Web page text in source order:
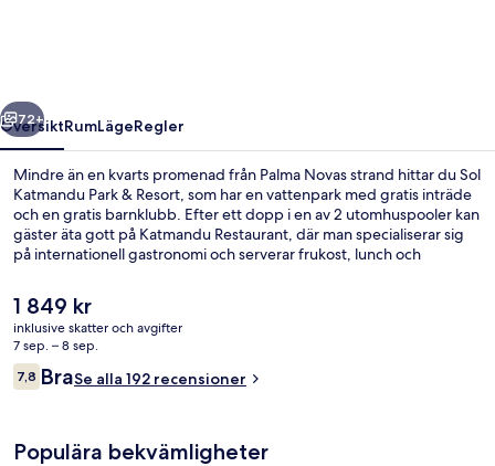
Nästa
72+
ÖversiktRumLägeRegler
Mindre än en kvarts promenad från Palma Novas strand hittar du Sol
Katmandu Park & Resort, som har en vattenpark med gratis inträde
och en gratis barnklubb. Efter ett dopp i en av 2 utomhuspooler kan
gäster äta gott på Katmandu Restaurant, där man specialiserar sig
på internationell gastronomi och serverar frukost, lunch och
barnpool.
Det
nuvarande
priset
är
1 849 kr
1 849 kr
inklusive skatter och avgifter
7 sep. – 8 sep.
Recensioner
7,87,8 av 10,
BraSe alla 192 recensioner
Populära bekvämligheter